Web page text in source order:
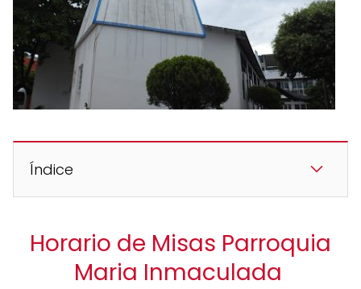
Índice
Horario de Misas Parroquia
Maria Inmaculada